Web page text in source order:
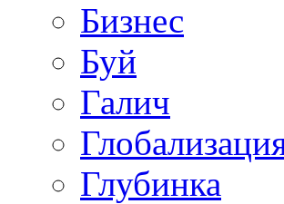
Бизнес
Буй
Галич
Глубинка